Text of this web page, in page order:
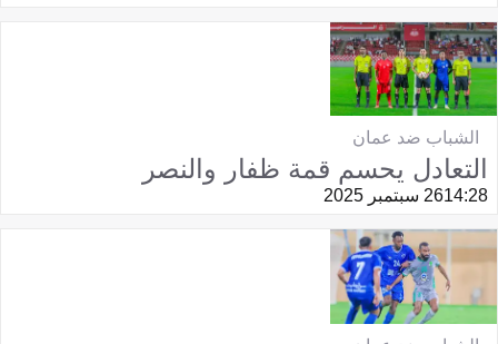
الشباب ضد عمان
التعادل يحسم قمة ظفار والنصر
14:2826 سبتمبر 2025